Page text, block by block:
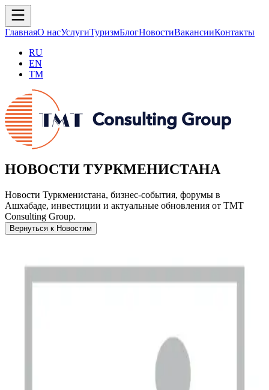
ГлавнаяО насУслугиТуризмБлогНовостиВакансииКонтакты
RU
EN
TM
НОВОСТИ ТУРКМЕНИСТАНА
Новости Туркменистана, бизнес-события, форумы в
Ашхабаде, инвестиции и актуальные обновления от TMT
Consulting Group.
Вернуться к Новостям